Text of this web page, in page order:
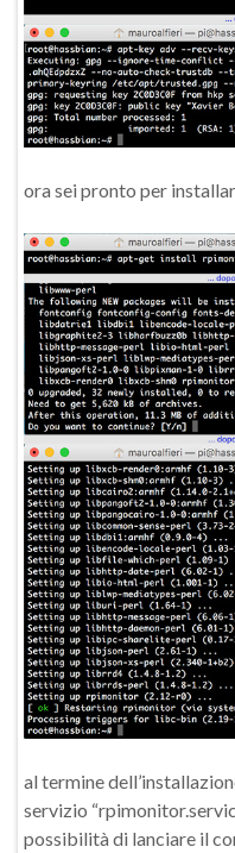
ora sei pronto per
al termine
servizio
possibilità di lanciare il